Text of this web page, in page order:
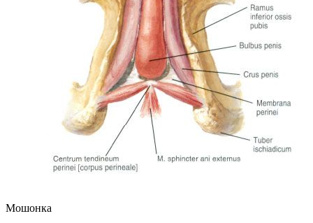
Мошонка